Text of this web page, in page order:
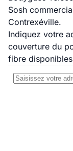
Sosh
Contrexéville.
Indiquez votre
couverture du
fibre